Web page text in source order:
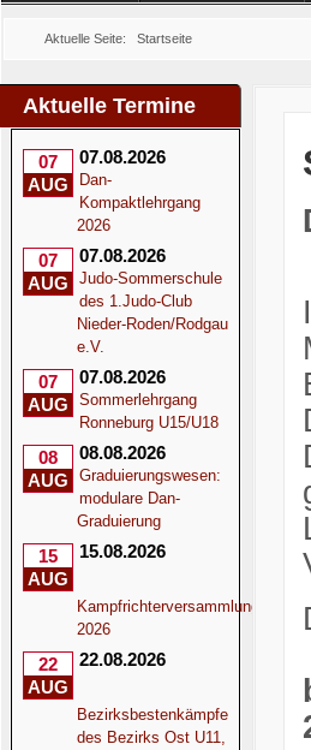
Aktuelle Seite: Startseite
Aktuelle Termine
07
AUG
07.08.2026
Dan-
Kompaktlehrgang
2026
07
AUG
07.08.2026
Judo-Sommerschule
des 1.Judo-Club
Nieder-Roden/Rodgau
e.V.
07
AUG
07.08.2026
Sommerlehrgang
Ronneburg U15/U18
08
AUG
08.08.2026
Graduierungswesen:
modulare Dan-
Graduierung
15
AUG
15.08.2026
Kampfrichterversammlung
2026
22
AUG
22.08.2026
Bezirksbestenkämpfe
des Bezirks Ost U11,